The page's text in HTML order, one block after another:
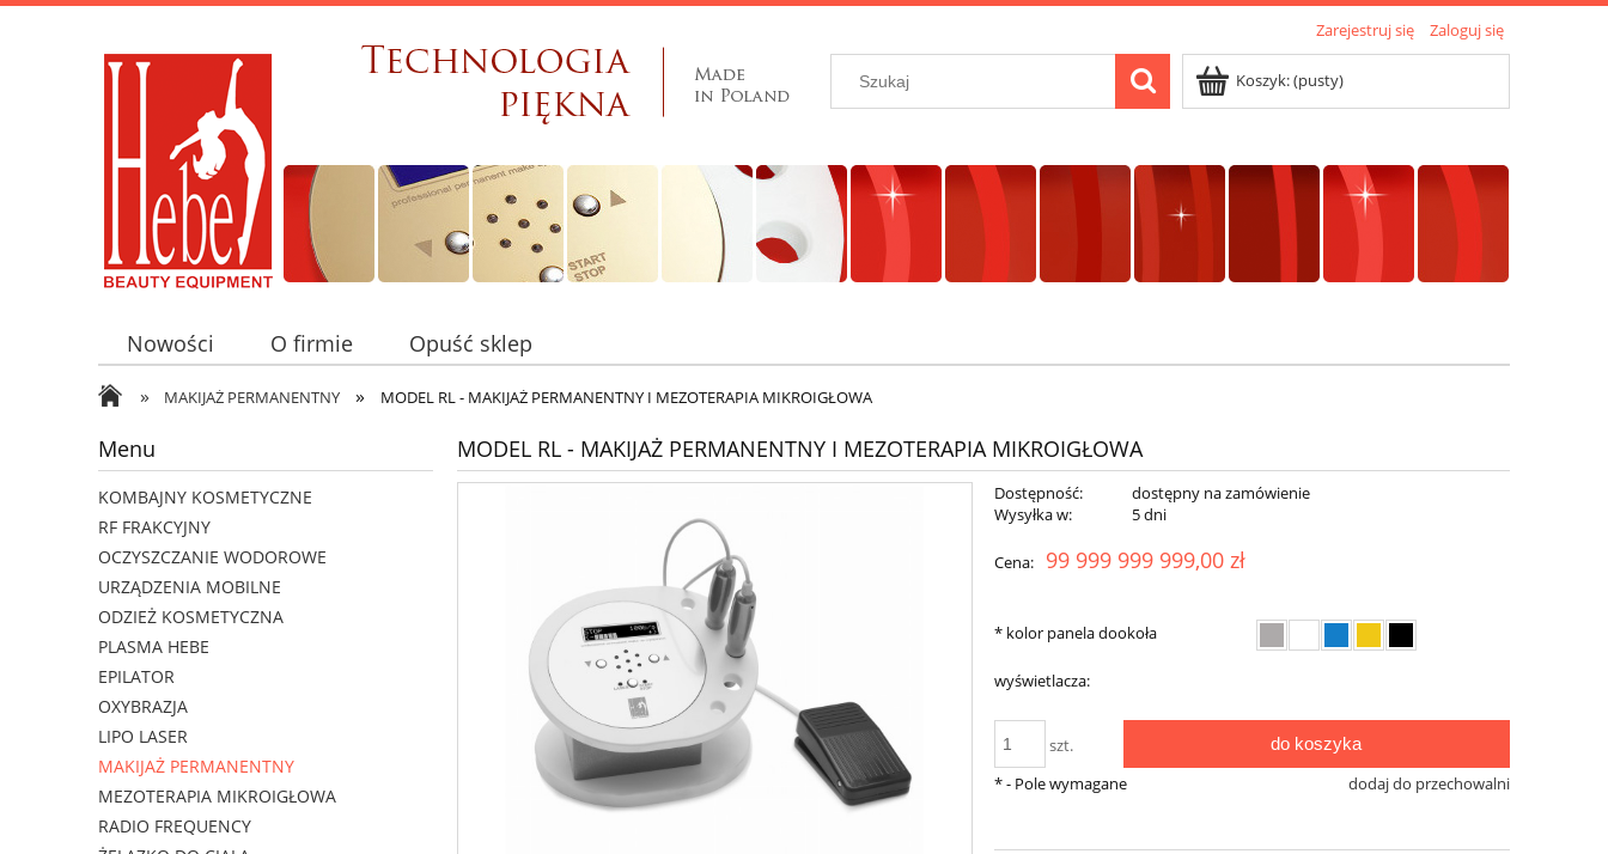
Zarejestruj się Zaloguj się
Koszyk:(pusty)
Nowości O firmie Opuść sklep
» MAKIJAŻ PERMANENTNY » MODEL RL - MAKIJAŻ PERMANENTNY I MEZOTERAPIA MIKROIGŁOWA
Menu
KOMBAJNY KOSMETYCZNE
RF FRAKCYJNY
OCZYSZCZANIE WODOROWE
URZĄDZENIA MOBILNE
ODZIEŻ KOSMETYCZNA
PLASMA HEBE
EPILATOR
OXYBRAZJA
LIPO LASER
MAKIJAŻ PERMANENTNY
MEZOTERAPIA MIKROIGŁOWA
RADIO FREQUENCY
MODEL RL - MAKIJAŻ PERMANENTNY I MEZOTERAPIA MIKROIGŁOWA
Dostępność:
dostępny na zamówienie
Wysyłka w:
5 dni
Cena: 99 999 999 999,00 zł
* kolor panela dookoła
wyświetlacza:
szt. do koszyka
dodaj do przechowalni
*- Pole wymagane